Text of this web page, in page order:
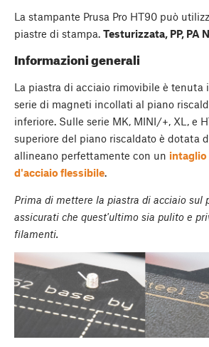
La stampante Prusa Pro HT90 può
piastre di stampa. Testurizzata, PP, PA
Informazioni generali
La piastra di acciaio rimovibile è tenuta
serie di magneti incollati al piano
inferiore. Sulle serie MK, MINI/+, XL, e
superiore del piano riscaldato è dotata
allineano perfettamente con un intaglio
d'acciaio flessibile.
Prima di mettere la piastra di acciaio sul
assicurati che quest'ultimo sia pulito e
filamenti.